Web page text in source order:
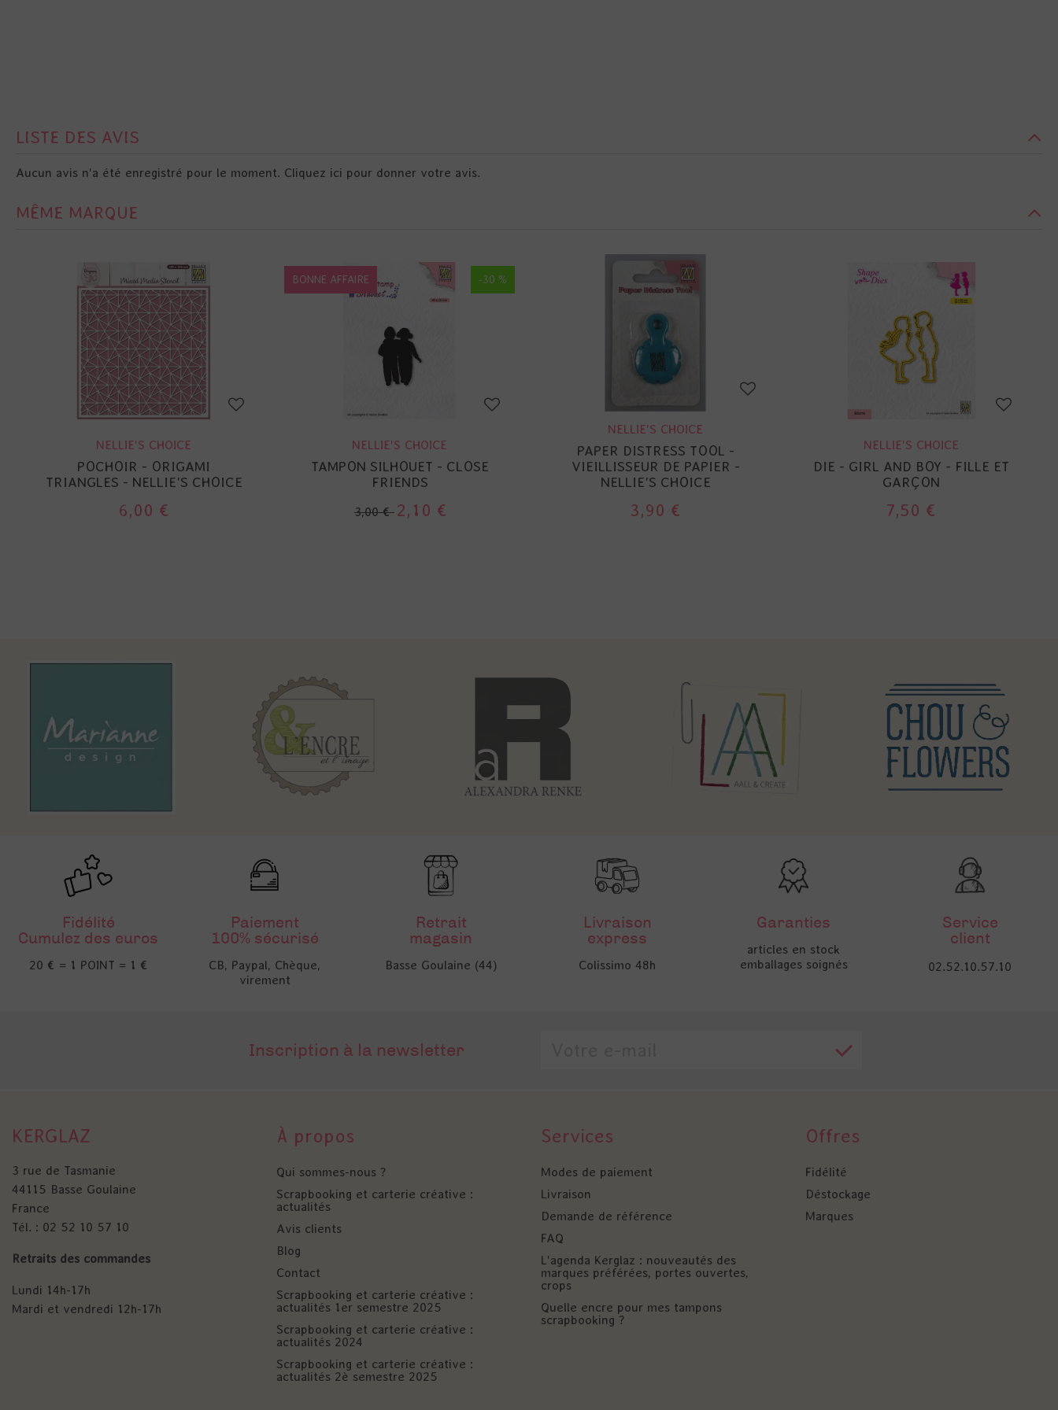
LISTE DES AVIS
Aucun avis n'a été enregistré pour le moment. Cliquez ici pour donner votre avis.
MÊME MARQUE
NELLIE'S CHOICE
POCHOIR - ORIGAMI
TRIANGLES - NELLIE'S CHOICE
6,00 €
BONNE AFFAIRE -30 %
NELLIE'S CHOICE
TAMPON SILHOUET - CLOSE
FRIENDS
3,00 € 2,10 €
NELLIE'S CHOICE
PAPER DISTRESS TOOL -
VIEILLISSEUR DE PAPIER -
NELLIE'S CHOICE
3,90 €
NELLIE'S CHOICE
DIE - GIRL AND BOY - FILLE ET
GARÇON
7,50 €
Fidélité
Cumulez des euros
20 € = 1 POINT = 1 €
Paiement
100% sécurisé
CB, Paypal, Chèque,
virement
Retrait
magasin
Basse Goulaine (44)
Livraison
express
Colissimo 48h
Garanties
articles en stock
emballages soignés
Service
client
02.52.10.57.10
Inscription à la newsletter
KERGLAZ
3 rue de Tasmanie
44115 Basse Goulaine
France
Tél. : 02 52 10 57 10
Retraits des commandes
Lundi 14h-17h
Mardi et vendredi 12h-17h
À propos
Qui sommes-nous ?
Scrapbooking et carterie créative :
actualités
Avis clients
Blog
Contact
Scrapbooking et carterie créative :
actualités 1er semestre 2025
Scrapbooking et carterie créative :
actualités 2024
Scrapbooking et carterie créative :
actualités 2è semestre 2025
Services
Modes de paiement
Livraison
Demande de référence
FAQ
L'agenda Kerglaz : nouveautés des
marques préférées, portes ouvertes,
crops
Quelle encre pour mes tampons
scrapbooking ?
Offres
Fidélité
Déstockage
Marques